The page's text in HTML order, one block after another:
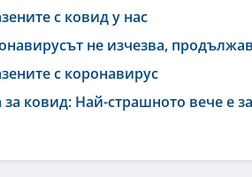
с ковид у нас
не изчезва,
с коронавирус
ковид: Най-страшното вече е